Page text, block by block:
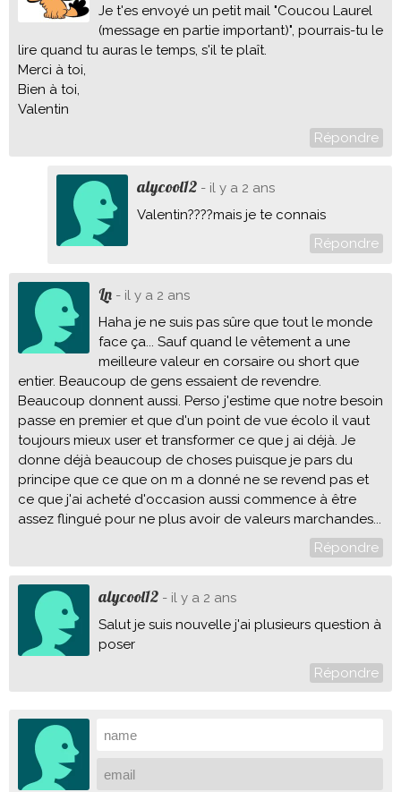
Je t'es envoyé un petit mail "Coucou Laurel
(message en partie important)", pourrais-tu le
lire quand tu auras le temps, s'il te plaît.
Merci à toi,
Bien à toi,
Valentin
Répondre
alycool12 - il y a 2 ans
Valentin????mais je te connais
Répondre
Ln - il y a 2 ans
Haha je ne suis pas sûre que tout le monde
face ça... Sauf quand le vêtement a une
meilleure valeur en corsaire ou short que
entier. Beaucoup de gens essaient de revendre.
Beaucoup donnent aussi. Perso j'estime que notre besoin
passe en premier et que d'un point de vue écolo il vaut
toujours mieux user et transformer ce que j ai déjà. Je
donne déjà beaucoup de choses puisque je pars du
principe que ce que on m a donné ne se revend pas et
ce que j'ai acheté d'occasion aussi commence à être
assez flingué pour ne plus avoir de valeurs marchandes...
Répondre
alycool12 - il y a 2 ans
Salut je suis nouvelle j'ai plusieurs question à
poser
Répondre